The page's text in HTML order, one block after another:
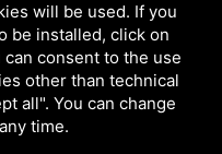
V3, LES RÈGLES DE
will be used. If you
be installed, click on
consent to the use
other than technical
all". You can change
time.